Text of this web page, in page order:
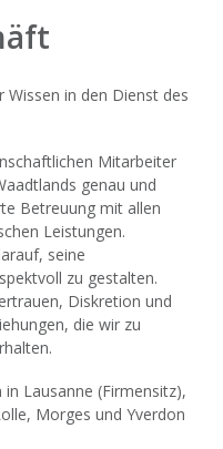
Wissen in den Dienst des
Mitarbeiter
genau und
Betreuung mit allen
Leistungen.
seine
zu gestalten.
Diskretion und
die wir zu
Lausanne (Firmensitz),
Morges und Yverdon